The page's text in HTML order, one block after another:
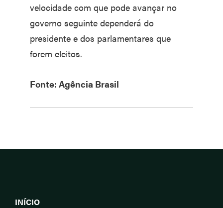
velocidade com que pode avançar no
governo seguinte dependerá do
presidente e dos parlamentares que
forem eleitos.
Fonte: Agência Brasil
INÍCIO